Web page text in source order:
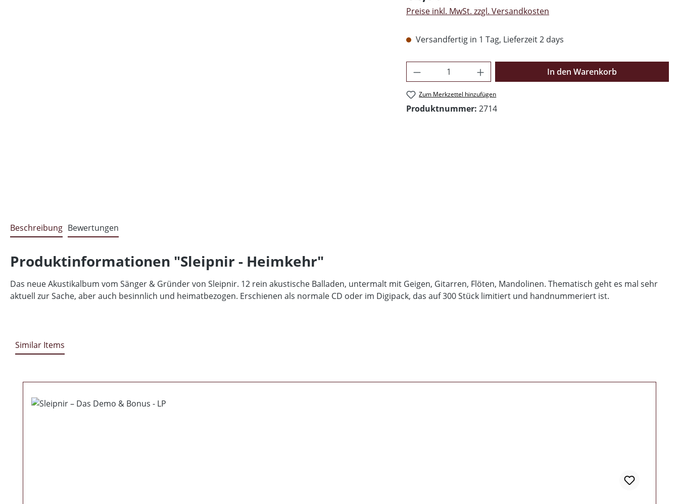
Preise inkl. MwSt. zzgl. Versandkosten
Versandfertig in 1 Tag, Lieferzeit 2 days
Produkt Anzahl: Gib den gewünschten Wert
In den Warenkorb
Zum Merkzettel hinzufügen
Produktnummer: 2714
Beschreibung Bewertungen
Produktinformationen "Sleipnir - Heimkehr"
Das neue Akustikalbum vom Sänger & Gründer von Sleipnir. 12 rein akustische Balladen, untermalt mit Geigen, Gitarren, Flöten, Mandolinen. Thematisch geht es mal sehr
aktuell zur Sache, aber auch besinnlich und heimatbezogen. Erschienen als normale CD oder im Digipack, das auf 300 Stück limitiert und handnummeriert ist.
Similar Items